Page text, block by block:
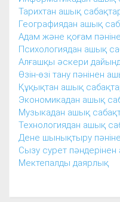
Тарихтан ашық
Географиядан ашық
Адам және қоғам
Психологиядан ашық
Алғашқы әскери
Өзін-өзі тану пәнінен
Құқықтан ашық
Экономикадан ашық
Музыкадан ашық
Технологиядан ашық
Дене шынықтыру
Сызу сурет
Мектепалды даярлық